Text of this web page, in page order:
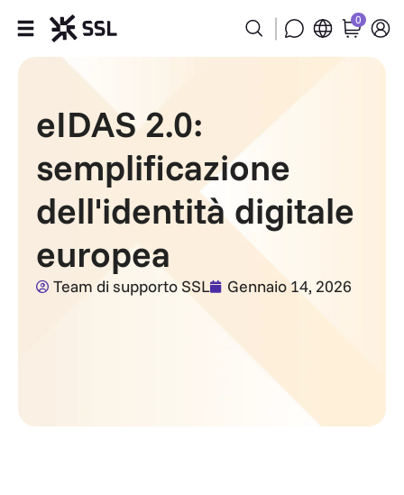
Prodotti
Industrie
Partner
Azienda
Assistenza
0
eIDAS 2.0:
semplificazione
dell'identità digitale
europea
Team di supporto SSL Gennaio 14, 2026